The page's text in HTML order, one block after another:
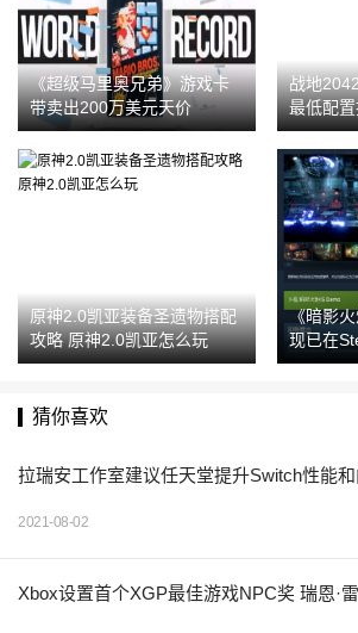
《超级马里奥兄弟》游戏卡
带卖出200万美元天价
战地
最低配
原神2.0凯亚装备圣遗物搭配
攻略 原神2.0凯亚怎么玩
《暗影
现已在
猜你喜欢
拉瑞安工作室建议任天堂提升Switch性能
2021-08-02
Xbox设置首个XGP最佳游戏NPC奖 瑞恩·